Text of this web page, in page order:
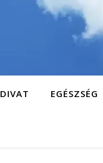
DIVAT EGÉSZSÉG